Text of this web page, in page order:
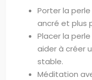
Porter la
ancré et plus
Placer la
aider à créer
stable.
Méditation